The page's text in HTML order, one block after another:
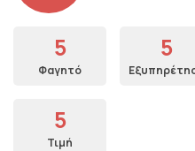
5
Φαγητό
5
5
Τιμή